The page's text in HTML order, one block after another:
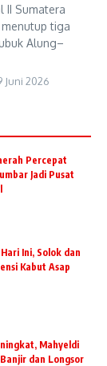
II Sumatera
tiga
Alung–
Juni 2026
Percepat
Jadi Pusat
Ini, Solok dan
Kabut Asap
Mahyeldi
dan Longsor